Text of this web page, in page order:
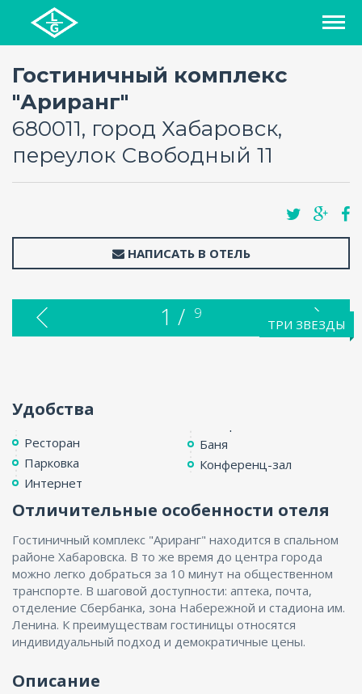
СПИСОК ОТЕЛЕЙ
О ПРОЕКТЕ
FAQ
КОНТАКТЫ
Гостиничный комплекс
"Ариранг"
680011, город Хабаровск,
переулок Свободный 11
НАПИСАТЬ В ОТЕЛЬ
ТРИ ЗВЕЗДЫ
1 / 9
Удобства
Ресторан
Парковка
Интернет
Баня
Конференц-зал
Отличительные особенности отеля
Гостиничный комплекс "Ариранг" находится в спальном
районе Хабаровска. В то же время до центра города
можно легко добраться за 10 минут на общественном
транспорте. В шаговой доступности: аптека, почта,
отделение Сбербанка, зона Набережной и стадиона им.
Ленина. К преимуществам гостиницы относятся
индивидуальный подход и демократичные цены.
Описание